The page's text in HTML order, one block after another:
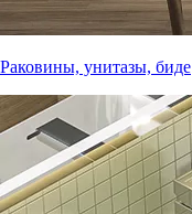
Раковины, унитазы, биде